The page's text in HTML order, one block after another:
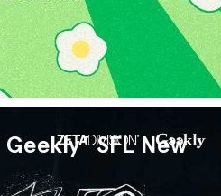
Geekly’ SFL New